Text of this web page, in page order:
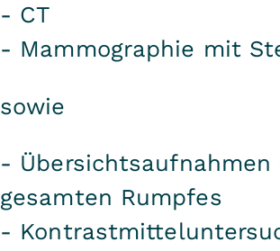
- CT
- Mammographie mit
sowie
- Übersichtsaufnahmen
gesamten Rumpfes
-